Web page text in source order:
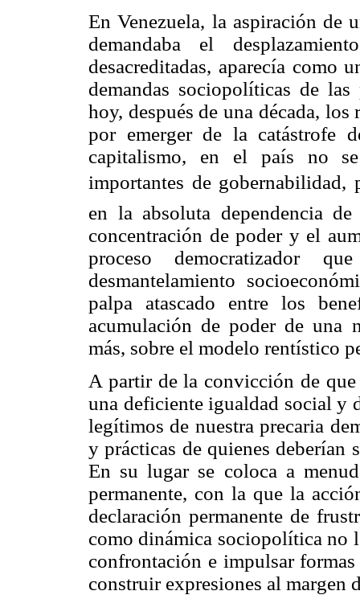
En Venezuela, la aspiración de
demandaba el
desacreditadas, aparecía como
demandas sociopolíticas de
hoy, después de una década,
por emerger de la catástrofe
capitalismo, en el país no
importantes de gobernabilidad,
en la absoluta dependencia
concentración de poder y el
proceso democratizador
desmantelamiento
palpa atascado entre los
acumulación de poder de una
más, sobre el modelo rentístico
A partir de la convicción de que
una deficiente igualdad social
legítimos de nuestra precaria
y prácticas de quienes deberían
En su lugar se coloca a
permanente, con la que la
declaración permanente de
como dinámica sociopolítica no
confrontación e impulsar
construir expresiones al margen